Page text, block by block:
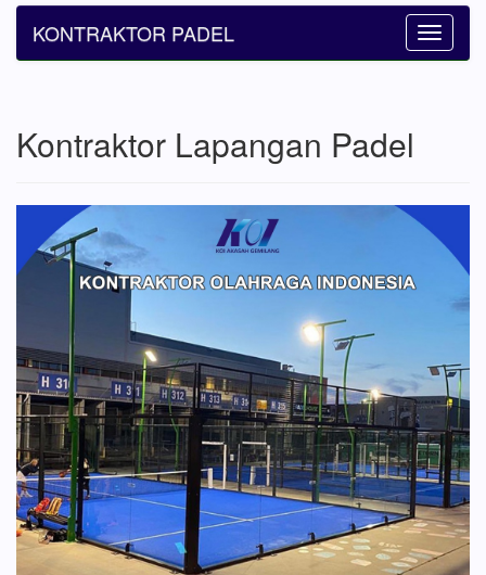
Toggle
KONTRAKTOR PADEL
Kontraktor Lapangan Padel